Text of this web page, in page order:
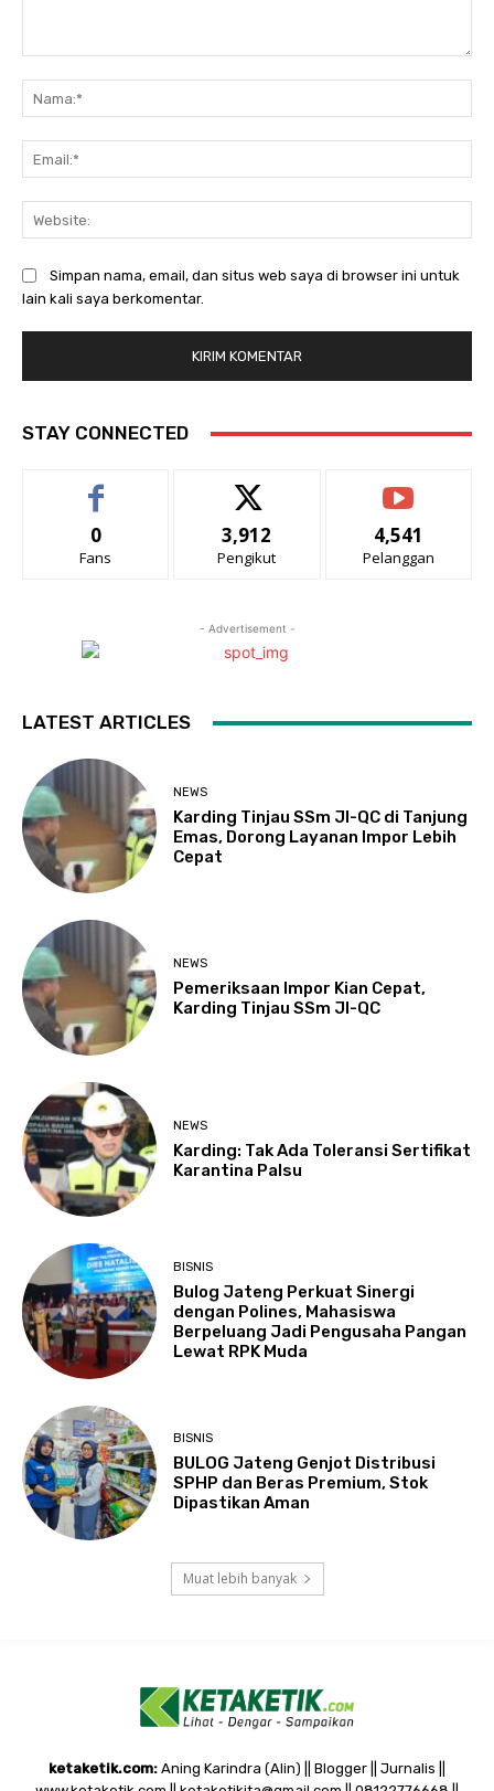
Simpan nama, email, dan situs web saya di browser ini untuk
lain kali saya berkomentar.
STAY CONNECTED
0
Fans
3,912
Pengikut
4,541
Pelanggan
- Advertisement -
LATEST ARTICLES
NEWS
Karding Tinjau SSm JI-QC di Tanjung
Emas, Dorong Layanan Impor Lebih
Cepat
NEWS
Pemeriksaan Impor Kian Cepat,
Karding Tinjau SSm JI-QC
NEWS
Karding: Tak Ada Toleransi Sertifikat
Karantina Palsu
BISNIS
Bulog Jateng Perkuat Sinergi
dengan Polines, Mahasiswa
Berpeluang Jadi Pengusaha Pangan
Lewat RPK Muda
BISNIS
BULOG Jateng Genjot Distribusi
SPHP dan Beras Premium, Stok
Dipastikan Aman
Muat lebih banyak
ketaketik.com: Aning Karindra (Alin) || Blogger || Jurnalis ||